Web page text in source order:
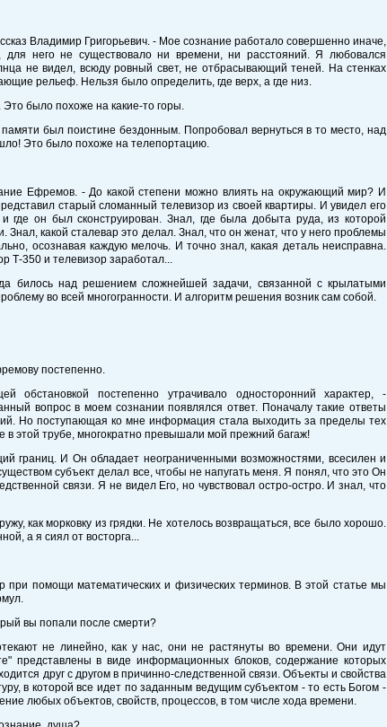
Владимир Григорьевич. - Мое сознание работало совершенно иначе,
него не существовало ни времени, ни расстояний. Я любовался
не видел, всюду ровный свет, не отбрасывающий теней. На стенках
рельеф. Нельзя было определить, где верх, а где низ.
было похоже на какие-то горы.
был поистине бездонным. Попробовал вернуться в то место, над
Это было похоже на телепортацию.
Ефремов. - До какой степени можно влиять на окружающий мир? И
старый сломанный телевизор из своей квартиры. И увидел его
где он был сконструирован. Знал, где была добыта руда, из которой
какой сталевар это делал. Знал, что он женат, что у него проблемы
осознавая каждую мелочь. И точно знал, какая деталь неисправна.
Т-350 и телевизор заработал...
билось над решением сложнейшей задачи, связанной с крылатыми
во всей многогранности. И алгоритм решения возник сам собой.
постепенно.
постепенно утрачивало односторонний характер, -
вопрос в моем сознании появлялся ответ. Поначалу такие ответы
Но поступающая ко мне информация стала выходить за пределы тех
этой трубе, многократно превышали мой прежний багаж!
границ. И Он обладает неограниченными возможностями, всесилен и
субъект делал все, чтобы не напугать меня. Я понял, что это Он
связи. Я не видел Его, но чувствовал остро-остро. И знал, что
как морковку из грядки. Не хотелось возвращаться, все было хорошо.
а я сиял от восторга...
помощи математических и физических терминов. В этой статье мы
вы попали после смерти?
не линейно, как у нас, они не растянуты во времени. Они идут
представлены в виде информационных блоков, содержание которых
друг с другом в причинно-следственной связи. Объекты и свойства
в которой все идет по заданным ведущим субъектом - то есть Богом -
любых объектов, свойств, процессов, в том числе хода времени.